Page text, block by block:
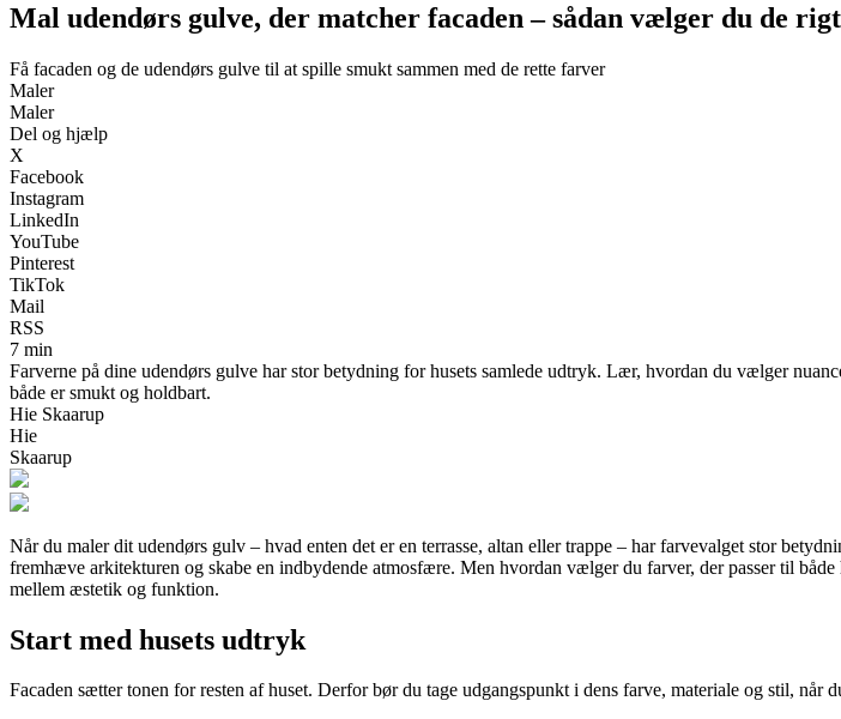
Mal udendørs gulve, der matcher facaden – sådan vælger du de
Få facaden og de udendørs gulve til at spille smukt sammen med de rette farver
Maler
Maler
Del og hjælp
X
Facebook
Instagram
LinkedIn
YouTube
Pinterest
TikTok
Mail
RSS
7 min
Farverne på dine udendørs gulve har stor betydning for husets samlede udtryk. Lær, hvordan du vælger
både er smukt og holdbart.
Hie Skaarup
Hie
Skaarup
Når du maler dit udendørs gulv – hvad enten det er en terrasse, altan eller trappe – har farvevalget stor
fremhæve arkitekturen og skabe en indbydende atmosfære. Men hvordan vælger du farver, der passer til
mellem æstetik og funktion.
Start med husets udtryk
Facaden sætter tonen for resten af huset. Derfor bør du tage udgangspunkt i dens farve, materiale og stil, når